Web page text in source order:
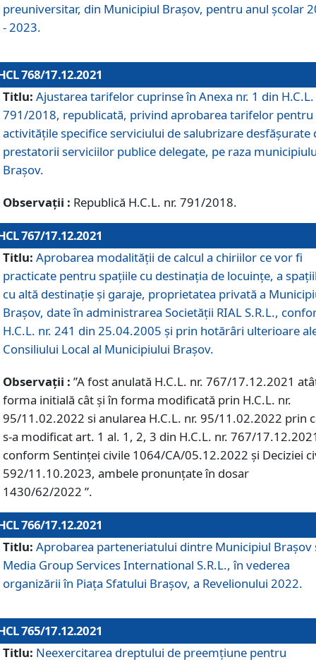
preuniversitar, din Municipiul Braşov, pentru anul şcolar
- 2023.
768/17.12.2021
Titlu: Ajustarea tarifelor cuprinse în Anexa nr. 1 din H.C.L.
791/2018, republicată, privind aprobarea tarifelor pentru
activităţile specifice serviciului de salubrizare desfăşurate
prestatorii serviciilor publice delegate, pe raza
Braşov.
Observații : Republică H.C.L. nr. 791/2018.
767/17.12.2021
Titlu: Aprobarea modalității de calcul a chiriilor ce vor fi
practicate pentru spaţiile cu destinaţia de locuinţe, a
cu altă destinaţie şi garaje, proprietatea privată a
Braşov, date în administrarea Societăţii RIAL S.R.L.,
H.C.L. nr. 241 din 25.04.2005 și prin hotărâri ulterioare
Consiliului Local al Municipiului Braşov.
Observații : ”A fost anulată H.C.L. nr. 767/17.12.2021
forma initială cât și în forma modificată prin H.C.L. nr.
95/11.02.2022 si anularea H.C.L. nr. 95/11.02.2022 prin
s-a modificat art. 1 al. 1, 2, 3 din H.C.L. nr. 767/
conform Sentinței civile 1064/CA/05.12.2022 și Deciziei
592/11.10.2023, ambele pronunțate în dosar
1430/62/2022 ”.
766/17.12.2021
Titlu: Aprobarea parteneriatului dintre Municipiul Brașov
Media Group Services International S.R.L., în vederea
organizării în Piața Sfatului Brașov, a Revelionului 2022.
765/17.12.2021
Titlu: Neexercitarea dreptului de preemţiune pentru